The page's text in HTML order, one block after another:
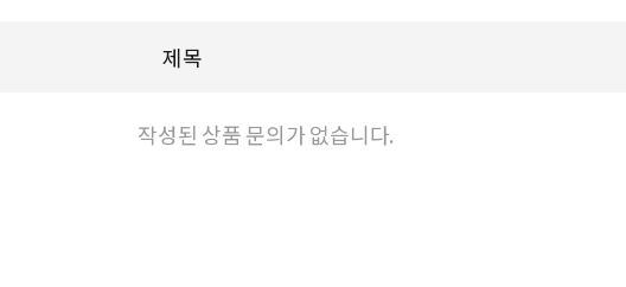
제목
작성된 상품 문의가 없습니다.